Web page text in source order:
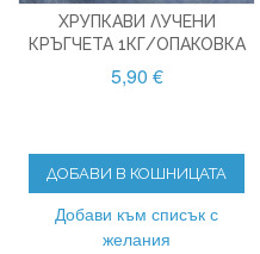
ХРУПКАВИ ЛУЧЕНИ
КРЪГЧЕТА 1КГ/ОПАКОВКА
5,90 €
ДОБАВИ В КОШНИЦАТА
Добави към списък с
желания